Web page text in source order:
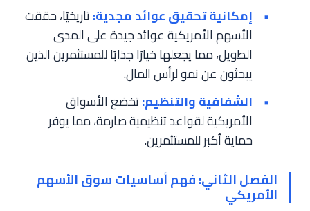
إمكانية تحقيق عوائد مجدية:تاريخيًا، حققت
الأسهم الأمريكية عوائد جيدة على المدى
الطويل، مما يجعلها خيارًا جذابًا للمستثمرين الذين
يبحثون عن نمو لرأس المال.
الشفافية والتنظيم:تخضع الأسواق
الأمريكية لقواعد تنظيمية صارمة، مما يوفر
حماية أكبر للمستثمرين.
الفصل الثاني: فهم أساسيات سوق الأسهم
الأمريكي